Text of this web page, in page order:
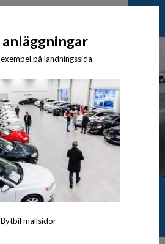
på landningssida
Bytbil mallsidor